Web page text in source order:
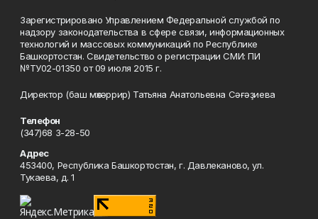
Зарегистрировано Управлением Федеральной службой по
надзору законодательства в сфере связи, информационных
технологий и массовых коммуникаций по Республике
Башкортостан. Свидетельство о регистрации СМИ: ПИ
№ТУ02-01350 от 09 июля 2015 г.
Директор (баш мөхәррир) Татьяна Анатольевна Сәғәҙиева
Телефон
(347)68 3-28-50
Адрес
453400, Республика Башкортостан, г. Давлеканово, ул.
Тукаева, д. 1